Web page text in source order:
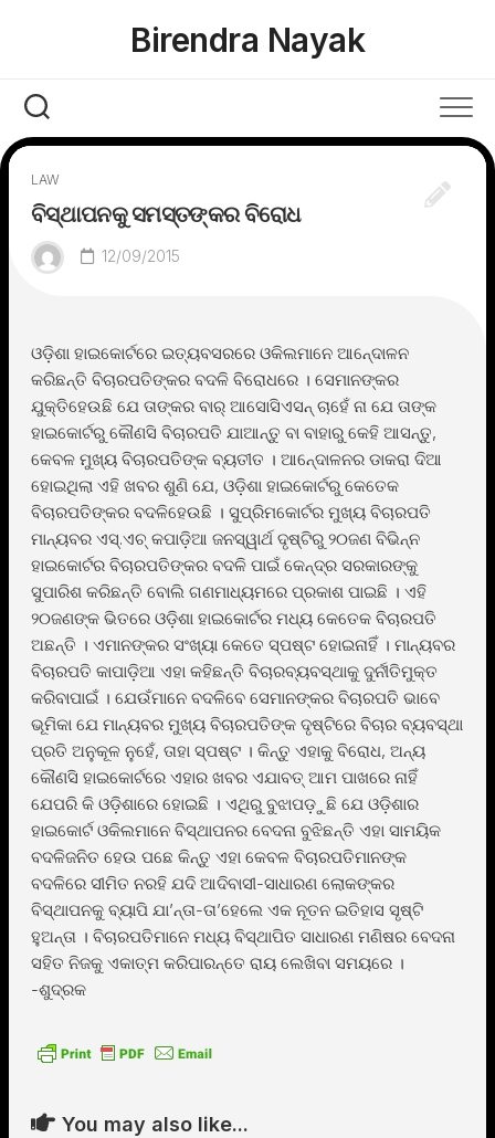
Birendra Nayak
LAW
ବିସ୍ଥାପନକୁ ସମସ୍ତଙ୍କର ବିରୋଧ
12/09/2015
ଓଡ଼ିଶା ହାଇକୋର୍ଟରେ ଇତ୍ୟବସରରେ ଓକିଲମାନେ ଆନେ୍ଦାଳନ
କରିଛନ୍ତି ବିଚାରପତିଙ୍କର ବଦଳି ବିରୋଧରେ । ସେମାନଙ୍କର
ଯୁକ୍ତିହେଉଛି ଯେ ତାଙ୍କର ବାର୍ ଆସୋସିଏସନ୍ ଚାହେଁ ନା ଯେ ତାଙ୍କ
ହାଇକୋର୍ଟରୁ କୌଣସି ବିଚାରପତି ଯାଆନ୍ତୁ ବା ବାହାରୁ କେହି ଆସନ୍ତୁ,
କେବଳ ମୁଖ୍ୟ ବିଚାରପତିଙ୍କ ବ୍ୟତୀତ । ଆନେ୍ଦାଳନର ଡାକରା ଦିଆ
ହୋଇଥିଲା ଏହି ଖବର ଶୁଣି ଯେ, ଓଡ଼ିଶା ହାଇକୋର୍ଟରୁ କେତେକ
ବିଚାରପତିଙ୍କର ବଦଳିହେଉଛି । ସୁପ୍ରିମକୋର୍ଟର ମୁଖ୍ୟ ବିଚାରପତି
ମାନ୍ୟବର ଏସ୍.ଏଚ୍ କପାଡ଼ିଆ ଜନସ୍ୱାର୍ଥ ଦୃଷ୍ଟିରୁ ୨୦ଜଣ ବିଭିନ୍ନ
ହାଇକୋର୍ଟର ବିଚାରପତିଙ୍କର ବଦଳି ପାଇଁ କେନ୍ଦ୍ର ସରକାରଙ୍କୁ
ସୁପାରିଶ କରିଛନ୍ତି ବୋଲି ଗଣମାଧ୍ୟମରେ ପ୍ରକାଶ ପାଇଛି । ଏହି
୨୦ଜଣଙ୍କ ଭିତରେ ଓଡ଼ିଶା ହାଇକୋର୍ଟର ମଧ୍ୟ କେତେକ ବିଚାରପତି
ଅଛନ୍ତି । ଏମାନଙ୍କର ସଂଖ୍ୟା କେତେ ସ୍ପଷ୍ଟ ହୋଇନାହିଁ । ମାନ୍ୟବର
ବିଚାରପତି କାପାଡ଼ିଆ ଏହା କହିଛନ୍ତି ବିଚାରବ୍ୟବସ୍ଥାକୁ ଦୁର୍ନୀତିମୁକ୍ତ
କରିବାପାଇଁ । ଯେଉଁମାନେ ବଦଳିବେ ସେମାନଙ୍କର ବିଚାରପତି ଭାବେ
ଭୂମିକା ଯେ ମାନ୍ୟବର ମୁଖ୍ୟ ବିଚାରପତିଙ୍କ ଦୃଷ୍ଟିରେ ବିଚାର ବ୍ୟବସ୍ଥା
ପ୍ରତି ଅନୁକୂଳ ନୁହେଁ, ତାହା ସ୍ପଷ୍ଟ । କିନ୍ତୁ ଏହାକୁ ବିରୋଧ, ଅନ୍ୟ
କୌଣସି ହାଇକୋର୍ଟରେ ଏହାର ଖବର ଏଯାବତ୍ ଆମ ପାଖରେ ନାହିଁ
ଯେପରି କି ଓଡ଼ିଶାରେ ହୋଇଛି । ଏଥିରୁ ବୁଝାପଡ଼ୁଛି ଯେ ଓଡ଼ିଶାର
ହାଇକୋର୍ଟ ଓକିଲମାନେ ବିସ୍ଥାପନର ବେଦନା ବୁଝିଛନ୍ତି ଏହା ସାମୟିକ
ବଦଳିଜନିତ ହେଉ ପଛେ କିନ୍ତୁ ଏହା କେବଳ ବିଚାରପତିମାନଙ୍କ
ବଦଳିରେ ସୀମିତ ନରହି ଯଦି ଆଦିବାସୀ-ସାଧାରଣ ଲୋକଙ୍କର
ବିସ୍ଥାପନକୁ ବ୍ୟାପି ଯା’ନ୍ତା-ତା’ହେଲେ ଏକ ନୂତନ ଇତିହାସ ସୃଷ୍ଟି
ହୁଅନ୍ତା । ବିଚାରପତିମାନେ ମଧ୍ୟ ବିସ୍ଥାପିତ ସାଧାରଣ ମଣିଷର ବେଦନା
ସହିତ ନିଜକୁ ଏକାତ୍ମ କରିପାରନ୍ତେ ରାୟ ଲେଖିବା ସମୟରେ ।
-ଶୁଦ୍ରକ
You may also like...